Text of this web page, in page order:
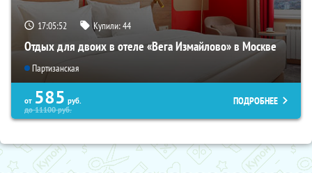
17:05:52 Купили:44
Отдых для двоих в отеле «Вега Измайлово» в Москве
Партизанская
от 585 руб.
до11100руб.
ПОДРОБНЕЕ